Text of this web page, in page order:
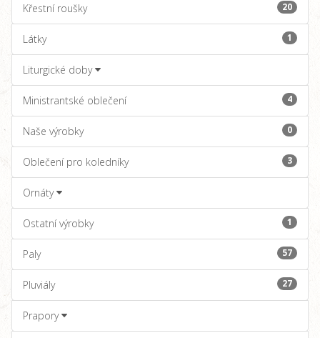
Křestní roušky 20
Látky 1
Liturgické doby
Ministrantské oblečení 4
Naše výrobky 0
Oblečení pro koledníky 3
Ornáty
Ostatní výrobky 1
Paly 57
Pluviály 27
Prapory